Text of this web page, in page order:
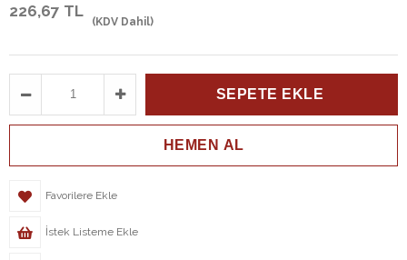
226,67 TL
(KDV Dahil)
Favorilere Ekle
İstek Listeme Ekle